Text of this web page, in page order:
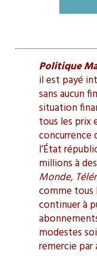
Politique
il est payé
sans aucun
situation
tous les prix
concurrence
l’État
millions à
Monde,
comme tous
continuer à
modestes
remercie par